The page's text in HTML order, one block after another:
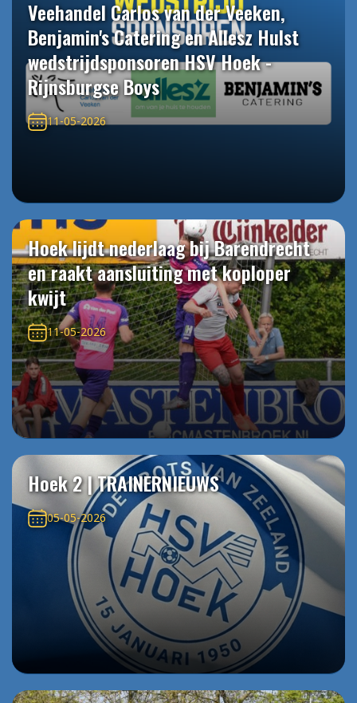
Veehandel Carlos van der Veeken,
Benjamin's Catering en Allesz Hulst
wedstrijdsponsoren HSV Hoek -
Rijnsburgse Boys
11-05-2026
Hoek lijdt nederlaag bij Barendrecht
en raakt aansluiting met koploper
kwijt
11-05-2026
Hoek 2 | TRAINERNIEUWS
05-05-2026